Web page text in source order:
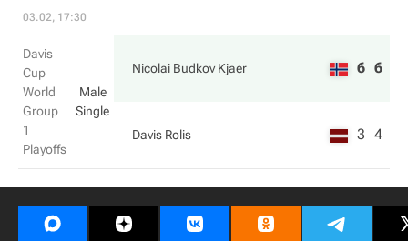
03.02, 17:30
Davis
Cup
World
Group
1
Playoffs
Male
Single
Nicolai Budkov Kjaer 6 6
Davis Rolis 3 4